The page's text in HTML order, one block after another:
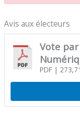
Avis aux électeurs
Vote
PDF|